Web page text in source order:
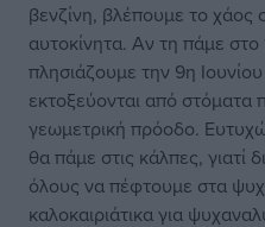
βενζίνη, βλέπουμε το χάος
αυτοκίνητα. Αν τη πάμε
πλησιάζουμε την 9η
εκτοξεύονται από στόματα
γεωμετρική πρόοδο.
θα πάμε στις κάλπες, γιατί
όλους να πέφτουμε στα
καλοκαιριάτικα για